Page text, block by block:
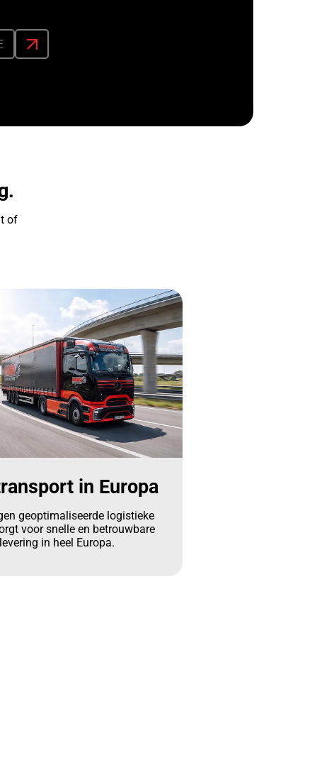
of
in Europa
geoptimaliseerde logistieke
voor snelle en betrouwbare
levering in heel Europa.